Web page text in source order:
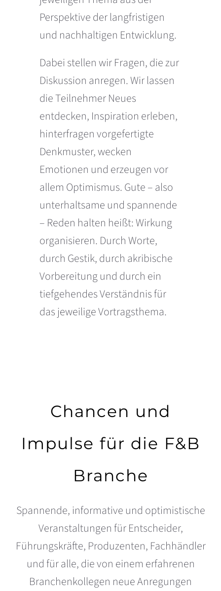
Perspektive der langfristigen
und nachhaltigen Entwicklung.
Dabei stellen wir Fragen, die zur
Diskussion anregen. Wir lassen
die Teilnehmer Neues
entdecken, Inspiration erleben,
hinterfragen vorgefertigte
Denkmuster, wecken
Emotionen und erzeugen vor
allem Optimismus. Gute – also
unterhaltsame und spannende
– Reden halten heißt: Wirkung
organisieren. Durch Worte,
durch Gestik, durch akribische
Vorbereitung und durch ein
tiefgehendes Verständnis für
das jeweilige Vortragsthema.
Chancen und
Impulse für die F&B
Branche
Spannende, informative und optimistische
Veranstaltungen für Entscheider,
Führungskräfte, Produzenten, Fachhändler
und für alle, die von einem erfahrenen
Branchenkollegen neue Anregungen